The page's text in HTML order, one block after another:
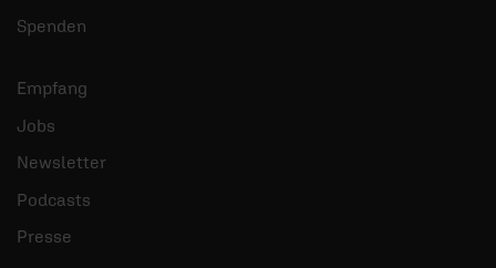
Spenden
Empfang
Jobs
Newsletter
Podcasts
Presse